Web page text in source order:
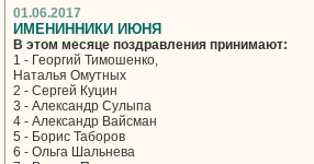
01.06.2017
ИМЕНИННИКИ ИЮНЯ
В этом месяце поздравления принимают:
1 - Георгий Тимошенко,
Наталья Омутных
2 - Сергей Куцин
3 - Александр Сулыпа
4 - Александр Вайсман
5 - Борис Таборов
6 - Ольга Шальнева